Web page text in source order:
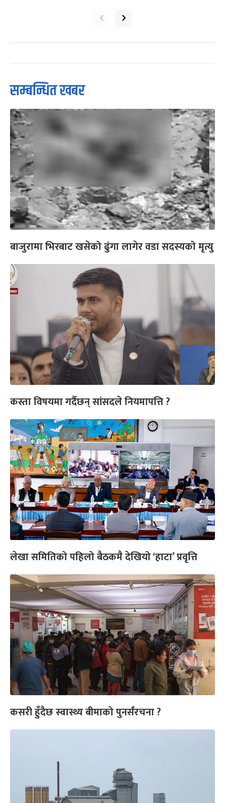
‹ ›
सम्बन्धित खबर
बाजुरामा भिरबाट खसेको ढुंगा लागेर वडा सदस्यको मृत्यु
कस्ता विषयमा गर्दैछन् सांसदले नियमापत्ति ?
लेखा समितिको पहिलो बैठकमै देखियो ‘हाटा’ प्रवृत्ति
कसरी हुँदैछ स्वास्थ्य बीमाको पुनर्संरचना ?